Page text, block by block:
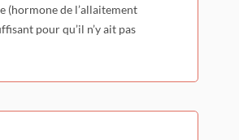
(hormone de l’allaitement
pour qu’il n’y ait pas